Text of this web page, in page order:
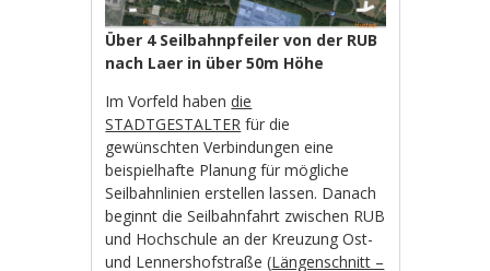
Über 4 Seilbahnpfeiler von der RUB
nach Laer in über 50m Höhe
Im Vorfeld habendie
STADTGESTALTER für die
gewünschten Verbindungen eine
beispielhafte Planung für mögliche
Seilbahnlinien erstellen lassen. Danach
beginnt die Seilbahnfahrt zwischen RUB
und Hochschule an der Kreuzung Ost-
und Lennershofstraße (Längenschnitt –